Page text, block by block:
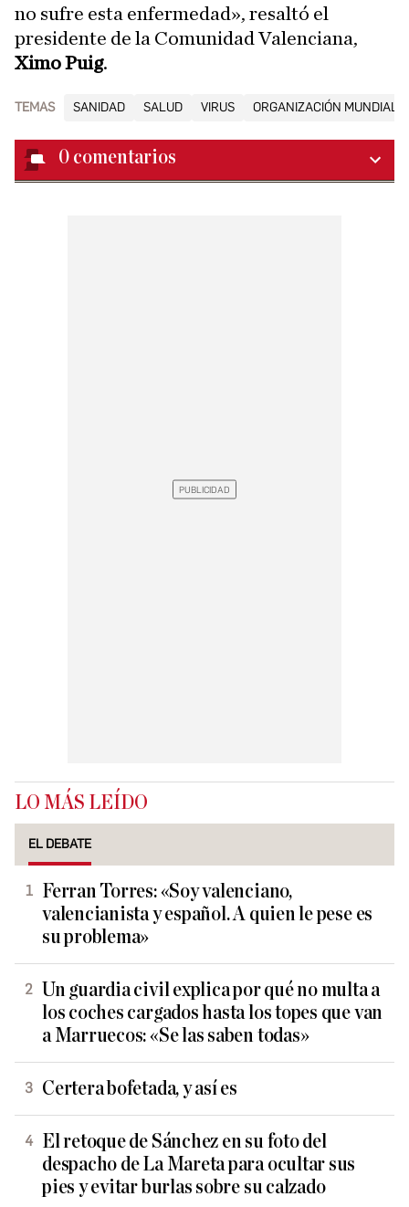
no sufre esta enfermedad», resaltó el
presidente de la Comunidad Valenciana,
Ximo Puig.
TEMAS SANIDAD SALUD VIRUS ORGANIZACIÓN MUNDIAL
0 comentarios
LO MÁS LEÍDO
EL DEBATE
Ferran Torres: «Soy valenciano,
valencianista y español. A quien le pese es
su problema»
Un guardia civil explica por qué no multa a
los coches cargados hasta los topes que van
a Marruecos: «Se las saben todas»
Certera bofetada, y así es
El retoque de Sánchez en su foto del
despacho de La Mareta para ocultar sus
pies y evitar burlas sobre su calzado